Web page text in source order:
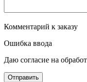
Комментарий к заказу
Ошибка ввода
Даю согласие на